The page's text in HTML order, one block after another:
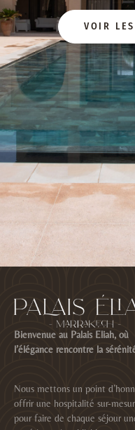
VOIR
Bienvenue au Palais Eliah, où
l’élégance rencontre la
Nous mettons un point
offrir une hospitalité sur-
pour faire de chaque séjour